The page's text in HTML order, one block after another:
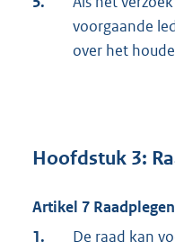
voorgaande
over het
Hoofdstuk 3:
Artikel 7
1.
De raad kan